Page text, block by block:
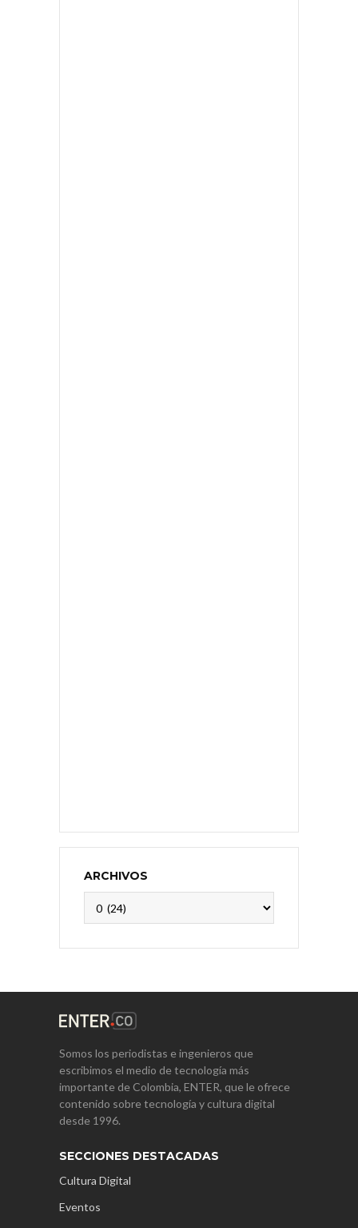
ARCHIVOS
Somos los periodistas e ingenieros que
escribimos el medio de tecnología más
importante de Colombia, ENTER, que le ofrece
contenido sobre tecnología y cultura digital
desde 1996.
SECCIONES DESTACADAS
Cultura Digital
Eventos